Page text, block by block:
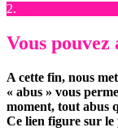
2.
Vous pouvez
A cette fin, nous
« abus » vous
moment, tout abus
Ce lien figure sur le